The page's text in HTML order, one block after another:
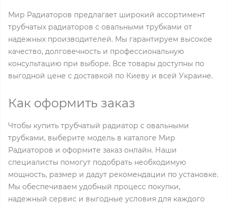
Мир Радиаторов предлагает широкий ассортимент
трубчатых радиаторов с овальными трубками от
надежных производителей. Мы гарантируем высокое
качество, долговечность и профессиональную
консультацию при выборе. Все товары доступны по
выгодной цене с доставкой по Киеву и всей Украине.
Как оформить заказ
Чтобы купить трубчатый радиатор с овальными
трубками, выберите модель в каталоге Мир
Радиаторов и оформите заказ онлайн. Наши
специалисты помогут подобрать необходимую
мощность, размер и дадут рекомендации по установке.
Мы обеспечиваем удобный процесс покупки,
надежный сервис и выгодные условия для каждого